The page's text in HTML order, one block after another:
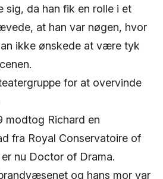
sig, da han fik en rolle i et
at han var nøgen, hvor
ikke ønskede at være tyk
for at overvinde
modtog Richard en
fra Royal Conservatoire of
nu Doctor of Drama.
og hans mor var